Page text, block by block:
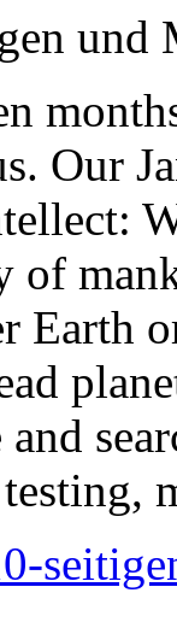
und
Our
of
Earth
and